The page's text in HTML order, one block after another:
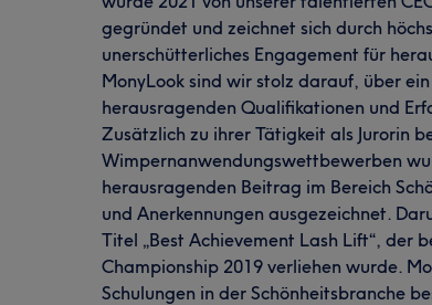
gegründet und zeichnet sich durch
unerschütterliches Engagement für
MonyLook sind wir stolz darauf, über
herausragenden Qualifikationen und
Zusätzlich zu ihrer Tätigkeit als Jurorin
Wimpernanwendungswettbewerben
herausragenden Beitrag im Bereich
und Anerkennungen ausgezeichnet.
Titel „Best Achievement Lash Lift“, der
Championship 2019 verliehen wurde.
Schulungen in der Schönheitsbranche